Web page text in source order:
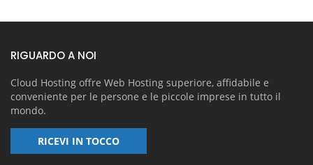
RIGUARDO A NOI
Cloud Hosting offre Web Hosting superiore, affidabile e
conveniente per le persone e le piccole imprese in tutto il
mondo.
RICEVI IN TOCCO